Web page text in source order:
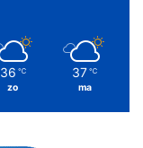
36 ℃
zo
37 ℃
ma